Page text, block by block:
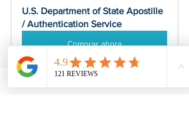
U.S. Department of State Apostille
/ Authentication Service
Comprar ahora